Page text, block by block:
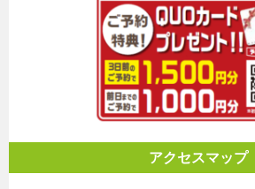
アクセスマップ